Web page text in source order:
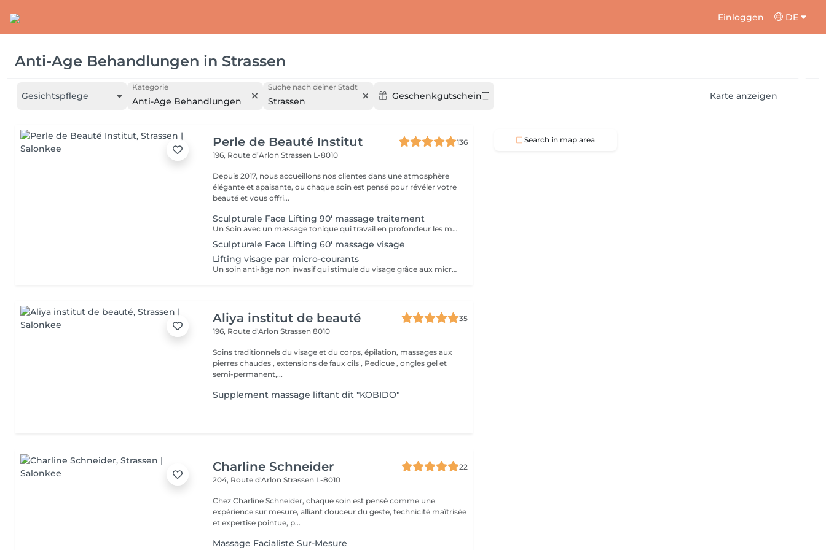
Einloggen DE
Anti-Age Behandlungen in Strassen
Gesichtspflege
Kategorie
Anti-Age Behandlungen
Suche nach deiner Stadt
Strassen Geschenkgutschein Karte anzeigen
Perle de Beauté Institut
136
196, Route d’ArlonStrassen L-8010
Depuis 2017, nous accueillons nos clientes dans une atmosphère
élégante et apaisante, ou chaque soin est pensé pour révéler votre
beauté et vous offri...
Sculpturale Face Lifting 90' massage traitement
Un Soin avec un massage tonique qui travail en profondeur les muscles de votre visage en interne et en externe. RESULTATS: - Rajeunissement naturel sans injections - Amélioration du tonus musculaire (fitness passif du visage) - Action drainage, detoxication - Enrichissement en oxygène - Amélioration de la microcirculation - Disparition de double menton - La peau devient plus lisse et plus élastique
Sculpturale Face Lifting 60' massage visage
Lifting visage par micro-courants
Un soin anti-âge non invasif qui stimule du visage grâce aux micro-courants. Il raffermit la peau, améliore l'ovale du visage et procure un effet lifting immédiat.
Aliya institut de beauté
35
196, Route d'ArlonStrassen 8010
Soins traditionnels du visage et du corps, épilation, massages aux
pierres chaudes , extensions de faux cils , Pedicue , ongles gel et
semi-permanent,...
Supplement massage liftant dit "KOBIDO"
Charline Schneider
22
204, Route d'ArlonStrassen L-8010
Chez Charline Schneider, chaque soin est pensé comme une
expérience sur mesure, alliant douceur du geste, technicité maîtrisée
et expertise pointue, p...
Massage Facialiste Sur-Mesure
Search in map area